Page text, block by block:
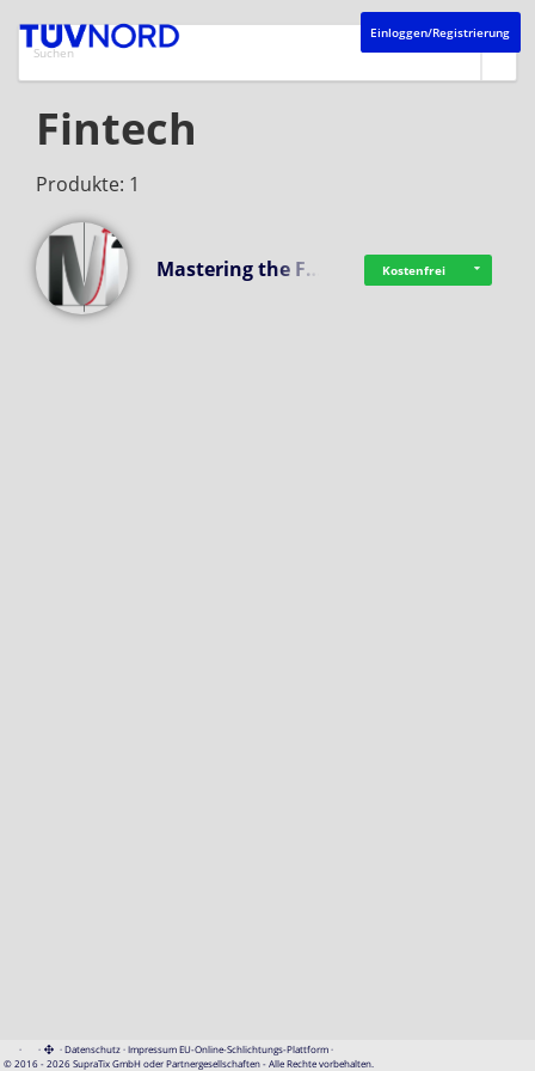
Einloggen/Registrierung
Fintech
Produkte: 1
Mastering the F… Kostenfrei
· · ·Datenschutz·Impressum EU-Online-Schlichtungs-Plattform·
© 2016 - 2026 SupraTix GmbH oder Partnergesellschaften - Alle Rechte vorbehalten.